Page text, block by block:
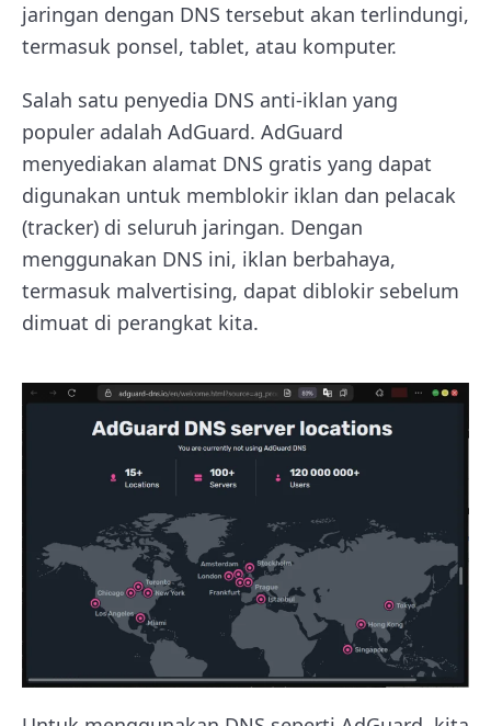
jaringan dengan DNS tersebut akan terlindungi,
termasuk ponsel, tablet, atau komputer.
Salah satu penyedia DNS anti-iklan yang
populer adalah AdGuard. AdGuard
menyediakan alamat DNS gratis yang dapat
digunakan untuk memblokir iklan dan pelacak
(tracker) di seluruh jaringan. Dengan
menggunakan DNS ini, iklan berbahaya,
termasuk malvertising, dapat diblokir sebelum
dimuat di perangkat kita.